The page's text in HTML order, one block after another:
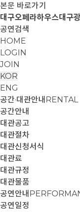
본문 바로가기
대구오페라하우스대구
공연검색
HOME
LOGIN
JOIN
KOR
ENG
공간·대관안내 RENTAL
공간안내
대관공고
대관절차
대관신청서식
대관료
대관규정
대관물품
공연안내
공연일정